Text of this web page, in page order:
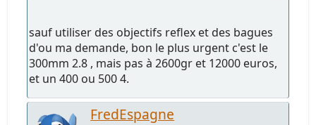
sauf utiliser des objectifs reflex et des bagues
d'ou ma demande, bon le plus urgent c'est le
300mm 2.8 , mais pas à 2600gr et 12000 euros,
et un 400 ou 500 4.
FredEspagne